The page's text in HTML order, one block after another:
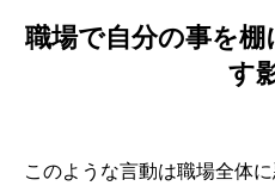
職場で自分の事を
す
このような言動は職場全体